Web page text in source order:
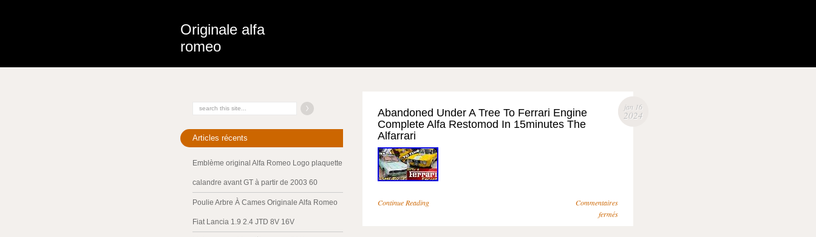
Originale alfa
romeo
jan 16
2024
Abandoned Under A Tree To Ferrari Engine
Complete Alfa Restomod In 15minutes The
Alfarrari
Continue Reading
Commentaires
fermés
Articles récents
Emblème original Alfa Romeo Logo plaquette
calandre avant GT à partir de 2003 60
Poulie Arbre À Cames Originale Alfa Romeo
Fiat Lancia 1.9 2.4 JTD 8V 16V